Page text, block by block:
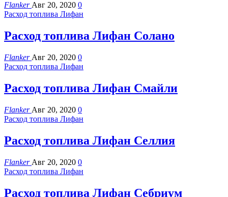
Flanker Авг 20, 2020 0
Расход топлива Лифан
Расход топлива Лифан Солано
Flanker Авг 20, 2020 0
Расход топлива Лифан
Расход топлива Лифан Смайли
Flanker Авг 20, 2020 0
Расход топлива Лифан
Расход топлива Лифан Селлия
Flanker Авг 20, 2020 0
Расход топлива Лифан
Расход топлива Лифан Себриум